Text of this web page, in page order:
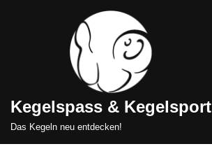
Kegelspass & Kegelsport
Das Kegeln neu entdecken!